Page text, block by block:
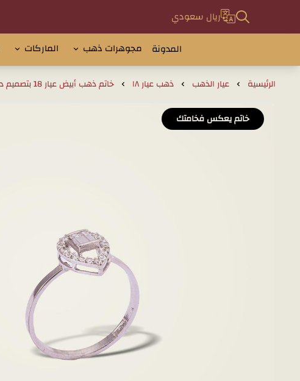
ريال سعودي
المدونة مجوهرات ذهب الماركات
الرئيسية عيار الذهب ذهب عيار ١٨ خاتم ذهب أبيض عيار 18 بتصميم دمعة
خاتم يعكس فخامتك